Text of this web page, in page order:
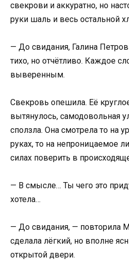
свекрови и аккуратно, но
руки шаль и весь остальной
— До свидания, Галина
тихо, но отчётливо. Каждое
выверенным.
Свекровь опешила. Её
вытянулось, самодовольная
сползла. Она смотрела то на
руках, то на непроницаемое
силах поверить в
— В смысле… Ты чего это
хотела…
— До свидания, — повторила
сделала лёгкий, но вполне
открытой двери.